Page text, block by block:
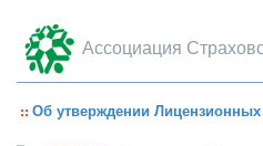
Ассоциация
Об утверждении